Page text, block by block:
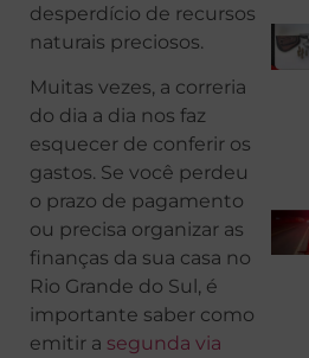
desperdício de recursos
naturais preciosos.
Muitas vezes, a correria
do dia a dia nos faz
esquecer de conferir os
gastos. Se você perdeu
o prazo de pagamento
ou precisa organizar as
finanças da sua casa no
Rio Grande do Sul, é
importante saber como
emitir a segunda via